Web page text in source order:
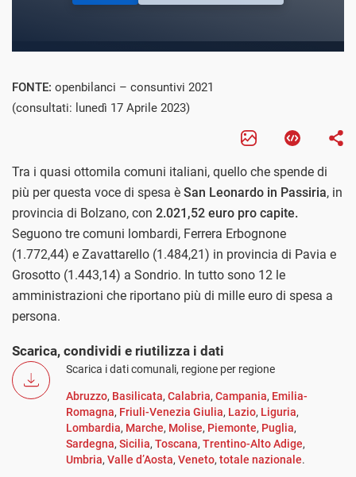
FONTE: openbilanci – consuntivi 2021
(consultati: lunedì 17 Aprile 2023)
Tra i quasi ottomila comuni italiani, quello che spende di
più per questa voce di spesa è San Leonardo in Passiria, in
provincia di Bolzano, con 2.021,52 euro pro capite.
Seguono tre comuni lombardi, Ferrera Erbognone
(1.772,44) e Zavattarello (1.484,21) in provincia di Pavia e
Grosotto (1.443,14) a Sondrio. In tutto sono 12 le
amministrazioni che riportano più di mille euro di spesa a
persona.
Scarica, condividi e riutilizza i dati
Scarica i dati comunali, regione per regione
Abruzzo, Basilicata, Calabria, Campania, Emilia-
Romagna, Friuli-Venezia Giulia, Lazio, Liguria,
Lombardia, Marche, Molise, Piemonte, Puglia,
Sardegna, Sicilia, Toscana, Trentino-Alto Adige,
Umbria, Valle d’Aosta, Veneto, totale nazionale.